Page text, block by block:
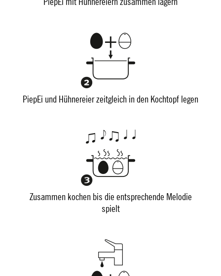
PiepEi und Hühnereier zeitgleich in den Kochtopf legen
Zusammen kochen bis die entsprechende Melodie
spielt